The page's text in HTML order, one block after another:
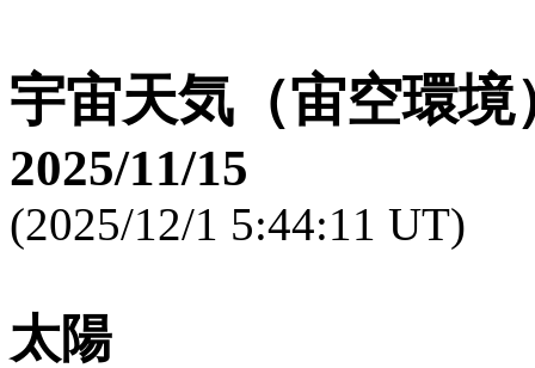
宇宙天気（宙空環境
2025/11/15
(2025/12/1 5:44:11 UT)
太陽